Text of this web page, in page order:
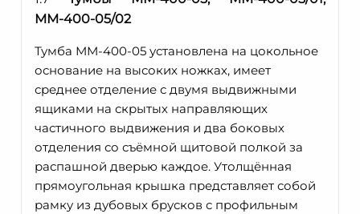
ММ-400-05/02
Тумба ММ-400-05 установлена на цокольное
основание на высоких ножках, имеет
среднее отделение с двумя выдвижными
ящиками на скрытых направляющих
частичного выдвижения и два боковых
отделения со съёмной щитовой полкой за
распашной дверью каждое. Утолщённая
прямоугольная крышка представляет собой
рамку из дубовых брусков с профильным